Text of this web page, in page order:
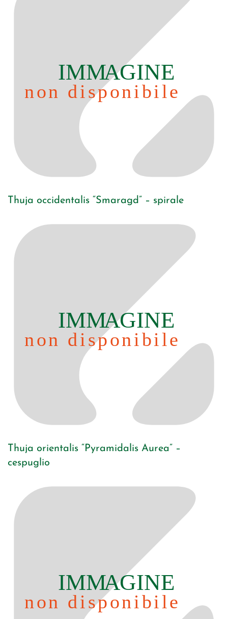
Thuja occidentalis “Smaragd” – spirale
Thuja orientalis “Pyramidalis Aurea” –
cespuglio